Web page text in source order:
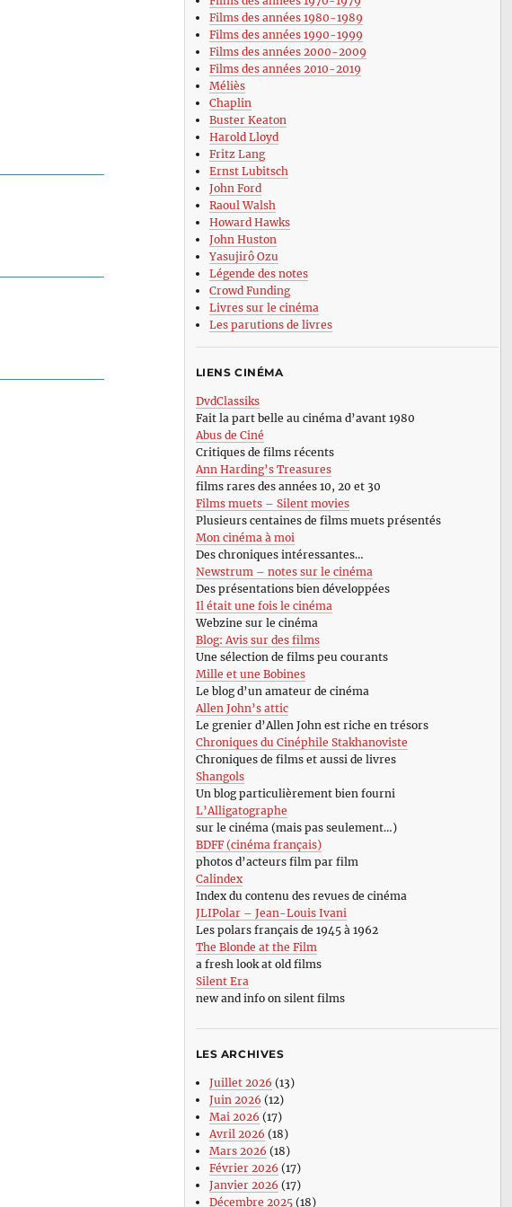
Films des années 1980-1989
Films des années 1990-1999
Films des années 2000-2009
Films des années 2010-2019
Méliès
Chaplin
Buster Keaton
Harold Lloyd
Fritz Lang
Ernst Lubitsch
John Ford
Raoul Walsh
Howard Hawks
John Huston
Yasujirô Ozu
Légende des notes
Crowd Funding
Livres sur le cinéma
Les parutions de livres
LIENS CINÉMA
DvdClassiks
Fait la part belle au cinéma d’avant 1980
Abus de Ciné
Critiques de films récents
Ann Harding’s Treasures
films rares des années 10, 20 et 30
Films muets – Silent movies
Plusieurs centaines de films muets présentés
Mon cinéma à moi
Des chroniques intéressantes…
Newstrum – notes sur le cinéma
Des présentations bien développées
Il était une fois le cinéma
Webzine sur le cinéma
Blog: Avis sur des films
Une sélection de films peu courants
Mille et une Bobines
Le blog d’un amateur de cinéma
Allen John’s attic
Le grenier d’Allen John est riche en trésors
Chroniques du Cinéphile Stakhanoviste
Chroniques de films et aussi de livres
Shangols
Un blog particulièrement bien fourni
L’Alligatographe
sur le cinéma (mais pas seulement…)
BDFF (cinéma français)
photos d’acteurs film par film
Calindex
Index du contenu des revues de cinéma
JLIPolar – Jean-Louis Ivani
Les polars français de 1945 à 1962
The Blonde at the Film
a fresh look at old films
Silent Era
new and info on silent films
LES ARCHIVES
Juillet 2026 (13)
Juin 2026 (12)
Mai 2026 (17)
Avril 2026 (18)
Mars 2026 (18)
Février 2026 (17)
Janvier 2026 (17)
Décembre 2025(18)